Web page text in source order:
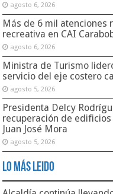
agosto 6, 2026
Más de 6 mil atenciones
recreativa en CAI
agosto 6, 2026
Ministra de Turismo
servicio del eje costero
agosto 5, 2026
Presidenta Delcy
recuperación de
Juan José Mora
agosto 5, 2026
Lo Más Leido